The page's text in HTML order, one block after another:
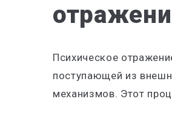
Психическое
поступающей из
механизмов. Этот